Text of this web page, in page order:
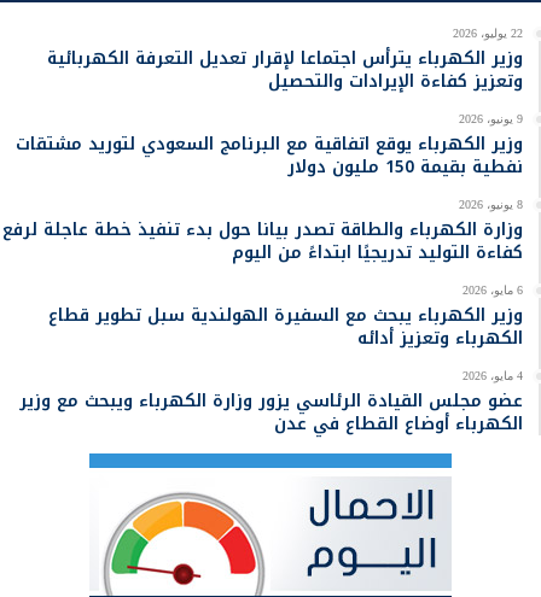
ن
22 يوليو، 2026
وزير الكهرباء يترأس اجتماعا لإقرار تعديل التعرفة الكهربائية
وتعزيز كفاءة الإيرادات والتحصيل
9 يونيو، 2026
وزير الكهرباء يوقع اتفاقية مع البرنامج السعودي لتوريد مشتقات
نفطية بقيمة 150 مليون دولار
8 يونيو، 2026
وزارة الكهرباء والطاقة تصدر بيانا حول بدء تنفيذ خطة عاجلة لرفع
كفاءة التوليد تدريجيًا ابتداءً من اليوم
6 مايو، 2026
وزير الكهرباء يبحث مع السفيرة الهولندية سبل تطوير قطاع
الكهرباء وتعزيز أدائه
4 مايو، 2026
عضو مجلس القيادة الرئاسي يزور وزارة الكهرباء ويبحث مع وزير
الكهرباء أوضاع القطاع في عدن